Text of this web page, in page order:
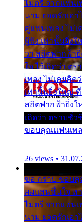
ไมตรี จากแฟน
นาม ยอดรักเอา
คู่แฟนเพลง ไม่
ผู้ฟัง เท่านั้นยิ่งใ
วา สถิตฟากฟ้า
ใจ ไว้เถิดว่า ต
เพลง ไม่เคยคิด
เท่านั้นยิ่งใหญ่ ที่
สถิตฟากฟ้ายิ่งใ
เถิดว่า ตราบชั่
ขอบคุณแฟนเพล
26 views •
ขอ กราบ ขอบคุ
ผมแสนชื่นใจ หา
ไมตรี จากแฟน
นาม ยอดรักเอา